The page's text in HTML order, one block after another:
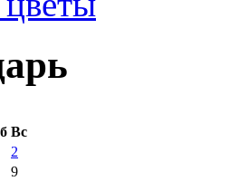
Вс
2
9